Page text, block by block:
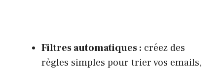
Filtres automatiques : créez des
règles simples pour trier vos emails,